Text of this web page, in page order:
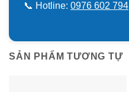
📞 Hotline: 0976 602 794
SẢN PHẨM TƯƠNG TỰ